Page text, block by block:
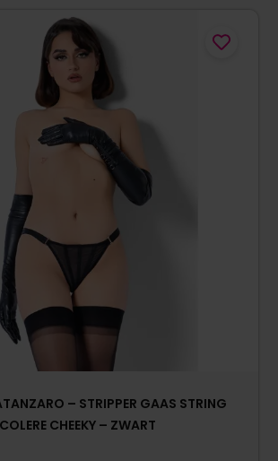
– STRIPPER GAAS STRING
COLERE CHEEKY – ZWART